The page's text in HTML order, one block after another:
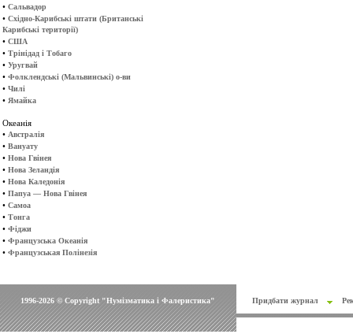
• Сальвадор
• Східно-Карибські штати (Британські
Карибські території)
• США
• Трінідад і Тобаго
• Уругвай
• Фолклендські (Мальвинські) о-ви
• Чилі
• Ямайка
Океанія
• Австралія
• Вануату
• Нова Гвінея
• Нова Зеландія
• Нова Каледонія
• Папуа — Нова Гвінея
• Самоа
• Тонга
• Фіджи
• Французська Океанія
• Французськая Полінезія
1996-2026 © Copyright "Нумізматика і Фалеристика" Придбати журнал